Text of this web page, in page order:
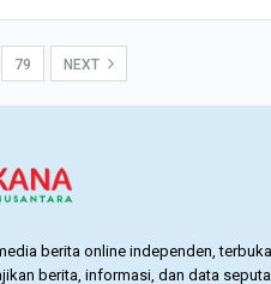
79 NEXT
berita online independen, terbuka,
berita, informasi, dan data